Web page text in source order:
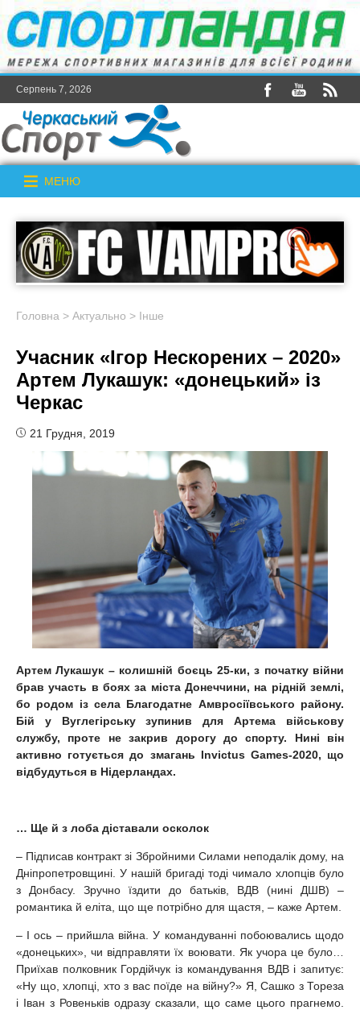
Серпень 7, 2026
МЕНЮ
Головна > Актуально > Інше
Учасник «Ігор Нескорених – 2020»
Артем Лукашук: «донецький» із
Черкас
21 Грудня, 2019
Артем Лукашук – колишній боєць 25-ки, з початку війни
брав участь в боях за міста Донеччини, на рідній землі,
бо родом із села Благодатне Амвросіївського району.
Бій у Вуглегірську зупинив для Артема військову
службу, проте не закрив дорогу до спорту. Нині він
активно готується до змагань Invictus Games-2020, що
відбудуться в Нідерландах.
… Ще й з лоба діставали осколок
– Підписав контракт зі Збройними Силами неподалік дому, на
Дніпропетровщині. У нашій бригаді тоді чимало хлопців було
з Донбасу. Зручно їздити до батьків, ВДВ (нині ДШВ) –
романтика й еліта, що ще потрібно для щастя, – каже Артем.
– І ось – прийшла війна. У командуванні побоювались щодо
«донецьких», чи відправляти їх воювати. Як учора це було…
Приїхав полковник Гордійчук із командування ВДВ і запитує:
«Ну що, хлопці, хто з вас поїде на війну?» Я, Сашко з Тореза
і Іван з Ровеньків одразу сказали, що саме цього прагнемо.